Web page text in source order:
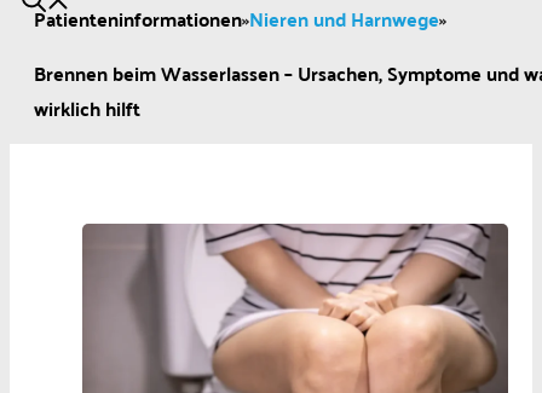
Patienteninformationen»Nieren und Harnwege»
Brennen beim Wasserlassen – Ursachen, Symptome und
wirklich hilft